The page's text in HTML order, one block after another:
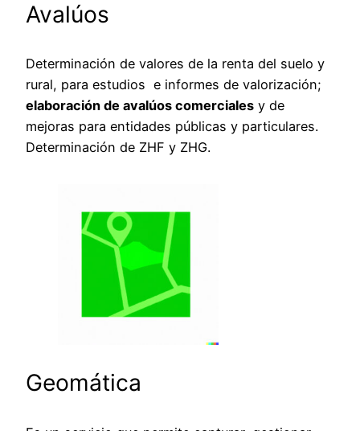
Avalúos
Determinación de valores de la renta del suelo y
rural, para estudios e informes de valorización;
elaboración de avalúos comerciales y de
mejoras para entidades públicas y particulares.
Determinación de ZHF y ZHG.
Geomática